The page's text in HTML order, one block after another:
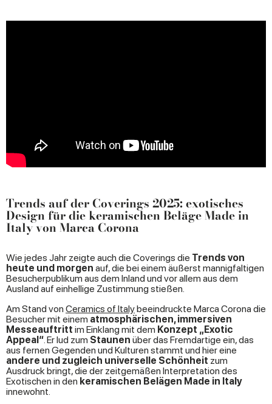
Trends auf der Coverings 2025: exotisches
Design für die keramischen Beläge Made in
Italy von Marca Corona
Wie jedes Jahr zeigte auch die Coverings die Trends von
heute und morgen auf, die bei einem äußerst mannigfaltigen
Besucherpublikum aus dem Inland und vor allem aus dem
Ausland auf einhellige Zustimmung stießen.
Am Stand von Ceramics of Italybeeindruckte Marca Corona die
Besucher mit einem atmosphärischen, immersiven
Messeauftritt im Einklang mit dem Konzept „Exotic
Appeal“. Er lud zum Staunen über das Fremdartige ein, das
aus fernen Gegenden und Kulturen stammt und hier eine
andere und zugleich universelle Schönheit zum
Ausdruck bringt, die der zeitgemäßen Interpretation des
Exotischen in den keramischen Belägen Made in Italy
innewohnt.